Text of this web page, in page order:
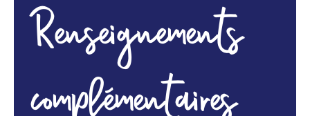
Renseignements
complémentaires